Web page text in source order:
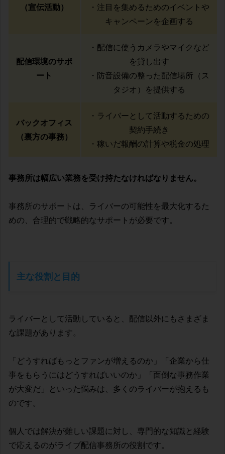
（宣伝活動）
・注目を集めるためのイベントや
キャンペーンを企画する
配信環境のサポ
ート
・配信に使うカメラやマイクなど
を貸し出す
・防音設備の整った配信場所（ス
タジオ）を提供する
バックオフィス
（裏方の事務）
・ライバーとして活動するための
契約手続き
・稼いだ報酬の計算や税金の処理
事務所は幅広い業務を受け持たなければなりません。
事務所のサポートは、ライバーの可能性を最大化するた
めの、合理的で戦略的なサポートが必要です。
主な役割と目的
ライバーとして活動していると、配信以外にもさまざま
な課題があります。
「どうすればもっとファンが増えるのか」「企業から仕
事をもらうにはどうすればいいのか」「面倒な事務作業
が大変だ」といった悩みは、多くのライバーが抱えるも
のです。
個人では解決が難しい課題に対し、専門的な知識と経験
で応えるのがライブ配信事務所の役割です。